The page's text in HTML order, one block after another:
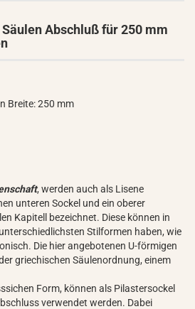
Abschluß für 250 mm
Breite: 250 mm
, werden auch als Lisene
unteren Sockel und ein oberer
Kapitell bezeichnet. Diese können in
Stilformen haben, wie
Die hier angebotenen U-förmigen
griechischen Säulenordnung, einem
Form, können als Pilastersockel
verwendet werden. Dabei